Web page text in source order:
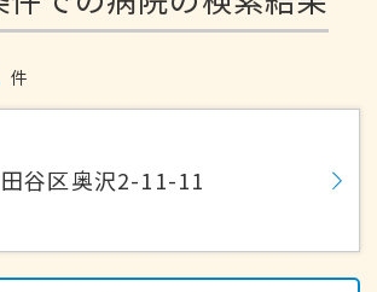
件
谷区奥沢2-11-11